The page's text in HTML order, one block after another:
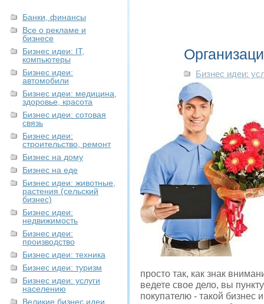
Банки, финансы
Все о рекламе и
бизнесе
Бизнес идеи: IT,
компьютеры
Бизнес идеи:
автомобили
Бизнес идеи: медицина,
здоровье, красота
Бизнес идеи: сотовая
связь
Бизнес идеи:
строительство, ремонт
Бизнес на дому
Бизнес на еде
Бизнес идеи: животные,
растения (сельский
бизнес)
Бизнес идеи:
недвижимость
Бизнес идеи:
производство
Бизнес идеи: техника
Бизнес идеи: туризм
Бизнес идеи: услуги
населению
Великие бизнес идеи
Бизнес идеи:
просто так, как знак
ведете свое дело, вы
покупателю - такой бизнес